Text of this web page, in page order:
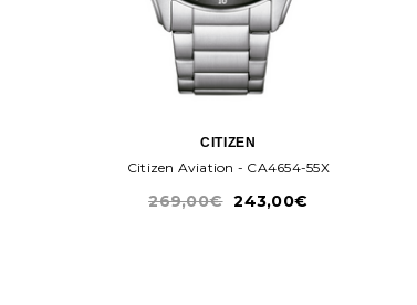
CITIZEN
Citizen Aviation - CA4654-55X
269,00€ 243,00€